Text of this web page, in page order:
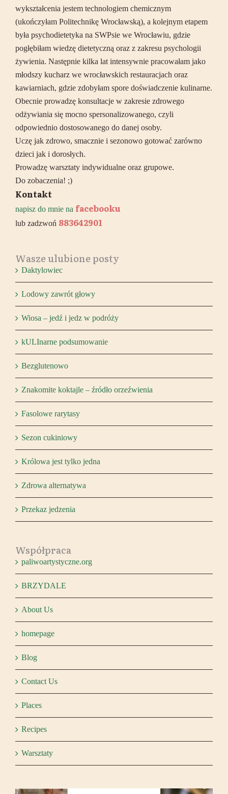
wykształcenia jestem technologiem chemicznym
(ukończyłam Politechnikę Wrocławską), a kolejnym etapem
była psychodietetyka na SWPsie we Wrocławiu, gdzie
pogłębiłam wiedzę dietetyczną oraz z zakresu psychologii
żywienia. Następnie kilka lat intensywnie pracowałam jako
młodszy kucharz we wrocławskich restauracjach oraz
kawiarniach, gdzie zdobyłam spore doświadczenie kulinarne.
Obecnie prowadzę konsultacje w zakresie zdrowego
odżywiania się mocno spersonalizowanego, czyli
odpowiednio dostosowanego do danej osoby.
Uczę jak zdrowo, smacznie i sezonowo gotować zarówno
dzieci jak i dorosłych.
Prowadzę warsztaty indywidualne oraz grupowe.
Do zobaczenia! ;)
Kontakt
napisz do mnie na facebooku
lub zadzwoń 883642901
Wasze ulubione posty
Daktylowiec
Lodowy zawrót głowy
Wiosa – jedź i jedz w podróży
kULInarne podsumowanie
Bezglutenowo
Znakomite koktajle – źródło orzeźwienia
Fasolowe rarytasy
Sezon cukiniowy
Królowa jest tylko jedna
Zdrowa alternatywa
Przekaz jedzenia
Współpraca
paliwoartystyczne.org
BRZYDALE
About Us
homepage
Blog
Contact Us
Places
Recipes
Warsztaty